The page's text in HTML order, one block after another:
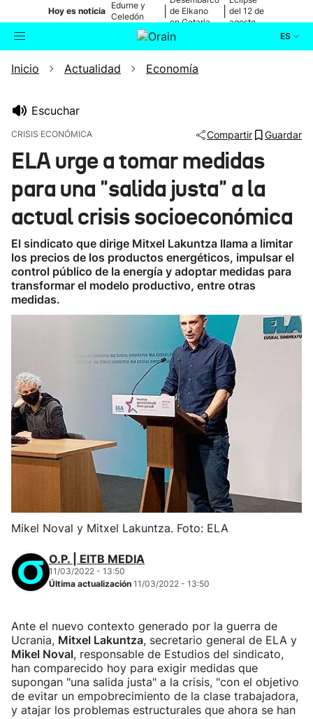
Hoy es noticia
Edurne y
Celedón
de Elkano
en Getaria
del 12 de
agosto
ES
Buscador Actualidad
Ikusmiran
Eguraldia
Inicio Actualidad Economía
Escuchar
CRISIS ECONÓMICA Compartir Guardar
ELA urge a tomar medidas
para una "salida justa" a la
actual crisis socioeconómica
El sindicato que dirige Mitxel Lakuntza llama a limitar
los precios de los productos energéticos, impulsar el
control público de la energía y adoptar medidas para
transformar el modelo productivo, entre otras
medidas.
Mikel Noval y Mitxel Lakuntza. Foto: ELA
O.P. | EITB MEDIA
11/03/2022 - 13:50
Última actualización 11/03/2022 - 13:50
Ante el nuevo contexto generado por la guerra de
Ucrania, Mitxel Lakuntza, secretario general de ELA y
Mikel Noval, responsable de Estudios del sindicato,
han comparecido hoy para exigir medidas que
supongan "una salida justa" a la crisis, "con el objetivo
de evitar un empobrecimiento de la clase trabajadora,
y atajar los problemas estructurales que ahora se han